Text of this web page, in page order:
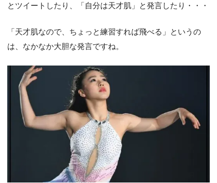
とツイートしたり、「自分は天才肌」と発言したり・・・
「天才肌なので、ちょっと練習すれば飛べる」というの
は、なかなか大胆な発言ですね。